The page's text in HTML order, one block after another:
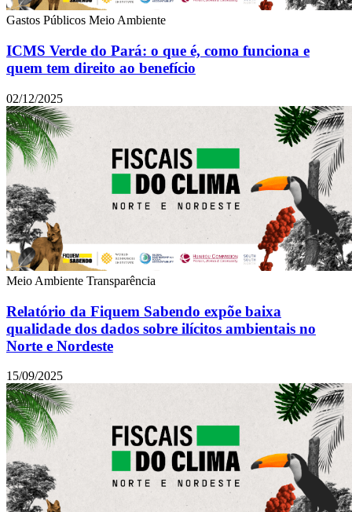
Gastos Públicos Meio Ambiente
ICMS Verde do Pará: o que é, como funciona e
quem tem direito ao benefício
02/12/2025
Meio Ambiente Transparência
Relatório da Fiquem Sabendo expõe baixa
qualidade dos dados sobre ilícitos ambientais no
Norte e Nordeste
15/09/2025